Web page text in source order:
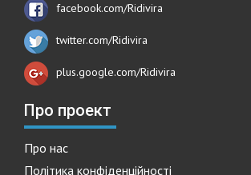
facebook.com/Ridivira
twitter.com/Ridivira
plus.google.com/Ridivira
Про проект
Про нас
Політика конфіденційності